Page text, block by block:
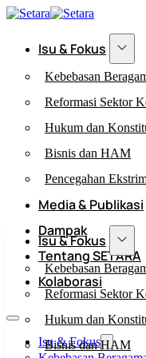
Isu & Fokus
Kebebasan
Reformasi Sektor
Hukum dan
Bisnis dan HAM
Pencegahan
Media & Publikasi
Dampak
Tentang SETARA
Kolaborasi
Isu & Fokus
Isu & Fokus
Kebebasan
Reformasi Sektor
Hukum dan
Bisnis dan HAM